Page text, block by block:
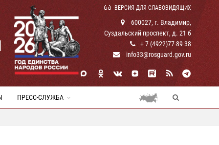
ВЕРСИЯ ДЛЯ СЛАБОВИДЯЩИХ
600027, г. Владимир,
Суздальский проспект, д. 21 б
+ 7 (4922)77-89-38
info33@rosguard.gov.ru
ПРЕСС-СЛУЖБА